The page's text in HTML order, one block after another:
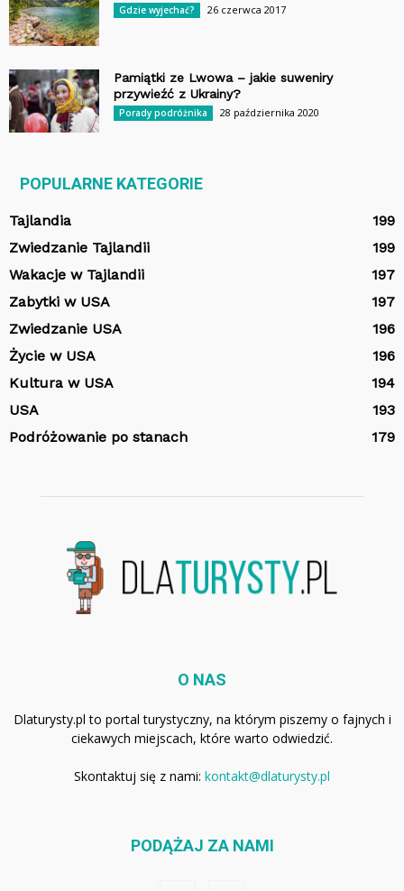
Gdzie wyjechać? 26 czerwca 2017
Pamiątki ze Lwowa – jakie suweniry
przywieźć z Ukrainy?
Porady podróżnika 28 października 2020
POPULARNE KATEGORIE
Tajlandia
199
Zwiedzanie Tajlandii
199
Wakacje w Tajlandii
197
Zabytki w USA
197
Zwiedzanie USA
196
Życie w USA
196
Kultura w USA
194
USA
193
Podróżowanie po stanach
179
O NAS
Dlaturysty.pl to portal turystyczny, na którym piszemy o fajnych i
ciekawych miejscach, które warto odwiedzić.
Skontaktuj się z nami: kontakt@dlaturysty.pl
PODĄŻAJ ZA NAMI